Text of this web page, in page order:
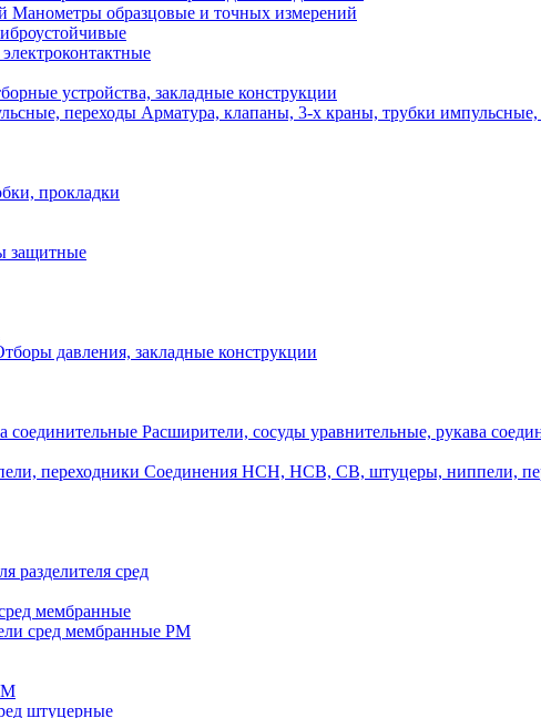
Манометры образцовые и точных измерений
устройства, закладные конструкции
Арматура, клапаны, 3-х краны, трубки импульсные,
прокладки
защитные
давления, закладные конструкции
Расширители, сосуды уравнительные, рукава
Соединения НСН, НСВ, СВ, штуцеры, ниппели,
разделителя сред
мембранные
сред мембранные РМ
штуцерные